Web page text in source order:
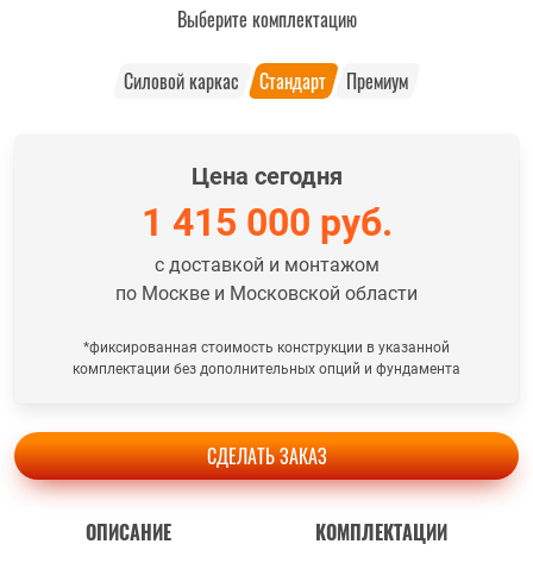
Выберите комплектацию
Силовой каркас Стандарт Премиум
Цена сегодня
1 415 000 руб.
с доставкой и монтажом
по Москве и Московской области
*фиксированная стоимость конструкции в указанной
комплектации без дополнительных опций и фундамента
СДЕЛАТЬ ЗАКАЗ
ОПИСАНИЕ
КОМПЛЕКТАЦИИ